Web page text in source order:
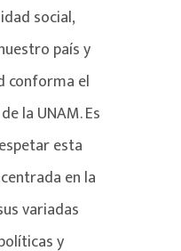
social,
país y
conforma el
la UNAM. Es
esta
en la
variadas
y